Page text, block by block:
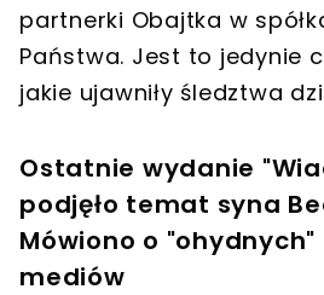
partnerki Obajtka w
Państwa. Jest to jedynie
jakie ujawniły śledztwa
Ostatnie wydanie
podjęło temat syna
Mówiono o "ohydnych"
mediów